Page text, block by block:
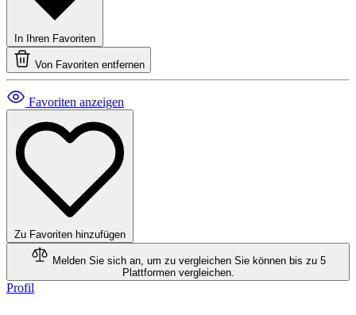
In Ihren Favoriten
Von Favoriten entfernen
Favoriten anzeigen
Zu Favoriten hinzufügen
Melden Sie sich an, um zu vergleichen Sie können bis zu 5
Plattformen vergleichen.
Profil